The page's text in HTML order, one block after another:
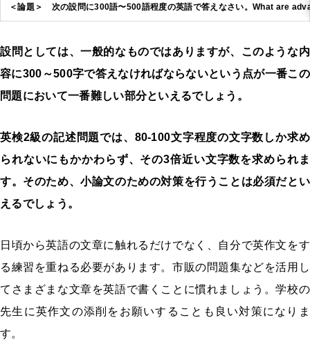
＜論題＞ 次の設問に300語〜500語程度の英語で答えなさい。 What are
設問としては、一般的なものではありますが、このような内
容に300～500字で答えなければならないという点が一番この
問題において一番難しい部分といえるでしょう。
英検2級の記述問題では、80-100文字程度の文字数しか求め
られないにもかかわらず、その3倍近い文字数を求められま
す。そのため、小論文のための対策を行うことは必須だとい
えるでしょう。
日頃から英語の文章に触れるだけでなく、自分で英作文をす
る練習を重ねる必要があります。市販の問題集などを活用し
てさまざまな文章を英語で書くことに慣れましょう。学校の
先生に英作文の添削をお願いすることも良い対策になりま
す。